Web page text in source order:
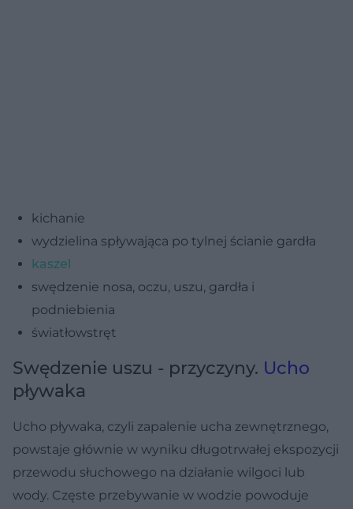
kichanie
wydzielina spływająca po tylnej ścianie gardła
kaszel
swędzenie nosa, oczu, uszu, gardła i
podniebienia
światłowstręt
Swędzenie uszu - przyczyny. Ucho
pływaka
Ucho pływaka, czyli zapalenie ucha zewnętrznego,
powstaje głównie w wyniku długotrwałej ekspozycji
przewodu słuchowego na działanie wilgoci lub
wody. Częste przebywanie w wodzie powoduje